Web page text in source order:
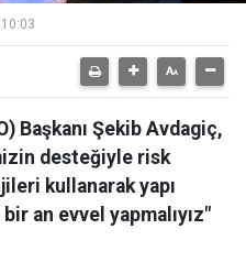
Başkanı Şekib Avdagiç,
desteğiyle risk
kullanarak yapı
an evvel yapmalıyız"